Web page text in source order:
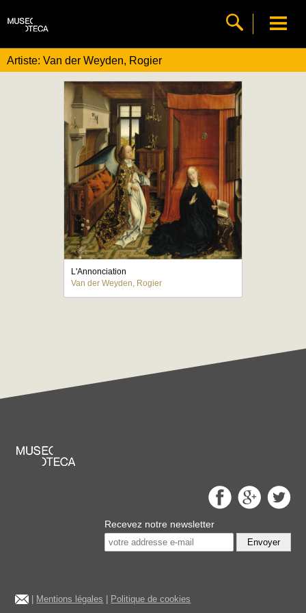
Artiste: Van der Weyden, Rogier
L'Annonciation
Van der Weyden, Rogier
Recevez notre newsletter
Envoyer
Mentions légales Politique de cookies